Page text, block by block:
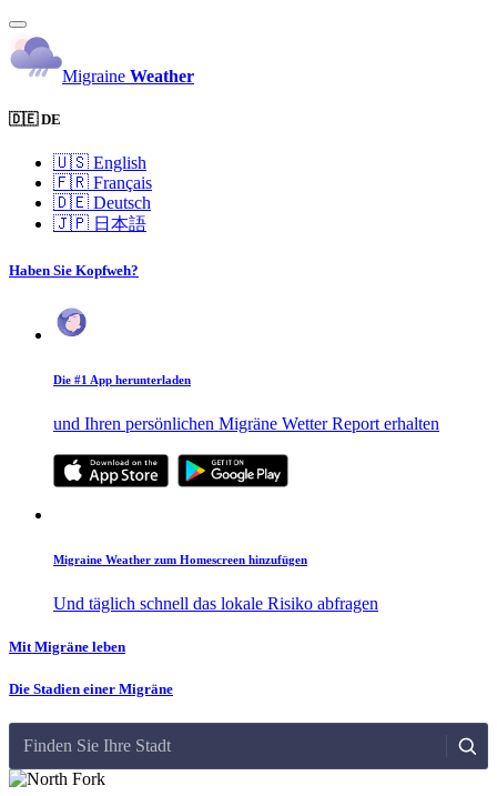
Migraine Weather
🇩🇪 DE
🇺🇸 English
🇫🇷 Français
🇩🇪 Deutsch
🇯🇵 日本語
Haben Sie Kopfweh?
Die #1 App herunterladen
und Ihren persönlichen Migräne Wetter Report erhalten
Migraine Weather zum Homescreen hinzufügen
Und täglich schnell das lokale Risiko abfragen
Mit Migräne leben
Die Stadien einer Migräne
Finden Sie Ihre Stadt